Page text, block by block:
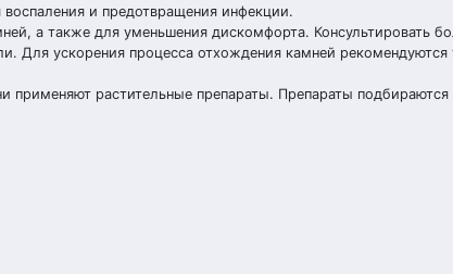
и предотвращения инфекции.
а также для уменьшения дискомфорта. Консультировать
Для ускорения процесса отхождения камней
применяют растительные препараты. Препараты подбираются